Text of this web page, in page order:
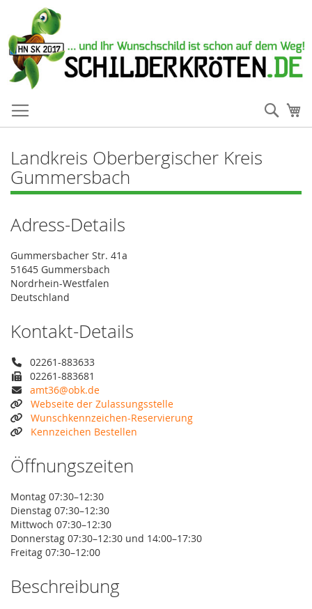
Landkreis Oberbergischer Kreis
Gummersbach
Adress-Details
Gummersbacher Str. 41a
51645 Gummersbach
Nordrhein-Westfalen
Deutschland
Kontakt-Details
02261-883633
02261-883681
amt36@obk.de
Webseite der Zulassungsstelle
Wunschkennzeichen-Reservierung
Kennzeichen Bestellen
Öffnungszeiten
Montag 07:30–12:30
Dienstag 07:30–12:30
Mittwoch 07:30–12:30
Donnerstag 07:30–12:30 und 14:00–17:30
Freitag 07:30–12:00
Beschreibung